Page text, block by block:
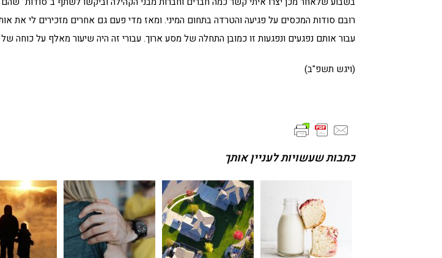
רובם סודות המכסים על פגיעה והטרדה בתחום המיני. ומאז מדי פעם גם אחרים מזכירים לי את
עבור אותם נפגעים ונפגעות זו כמובן התחלה של מסע ארוך. עבורי זה היה שיעור מאלף על כוחה
(ויגש תשפ"ב)
כתבות שעשויות לעניין אותך